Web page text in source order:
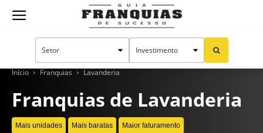
Guia
Franquias
Início Franquias Lavanderia
Franquias de Lavanderia
Mais unidades Mais baratas Maior faturamento